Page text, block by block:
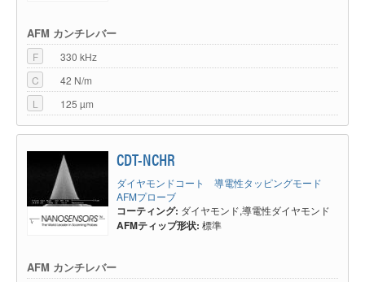
AFM カンチレバー
F
330 kHz
C
42 N/m
L
125 µm
CDT-NCHR
ダイヤモンドコート 導電性タッピングモード
AFMプローブ
コーティング: ダイヤモンド,導電性ダイヤモンド
AFMティップ形状: 標準
AFM カンチレバー